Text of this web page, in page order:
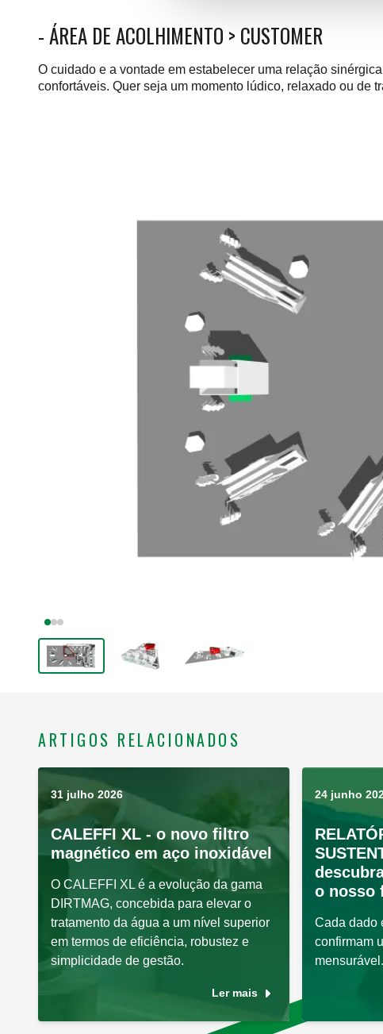
-ÁREA DE ACOLHIMENTO > CUSTOMER
O cuidado e a vontade em estabelecer uma relação
confortáveis. Quer seja um momento lúdico, relaxado ou de
ARTIGOS RELACIONADOS
31 julho 2026
CALEFFI XL - o novo filtro
magnético em aço inoxidável
O CALEFFI XL é a evolução da gama
DIRTMAG, concebida para elevar o
tratamento da água a um nível superior
em termos de eficiência, robustez e
simplicidade de gestão.
Ler mais
24 junho
o nosso
Cada dado
confirmam
mensurável.